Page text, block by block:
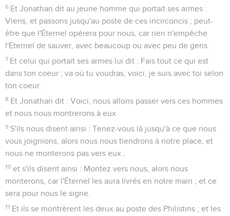
6 Et Jonathan dit au jeune homme qui portait ses armes :
Viens, et passons jusqu'au poste de ces incirconcis ; peut-
être que l'Éternel opérera pour nous, car rien n'empêche
l'Éternel de sauver, avec beaucoup ou avec peu de gens.
7 Et celui qui portait ses armes lui dit : Fais tout ce qui est
dans ton coeur ; va où tu voudras, voici, je suis avec toi selon
ton coeur.
8 Et Jonathan dit : Voici, nous allons passer vers ces hommes
et nous nous montrerons à eux.
9 S'ils nous disent ainsi : Tenez-vous là jusqu'à ce que nous
vous joignions, alors nous nous tiendrons à notre place, et
nous ne monterons pas vers eux ;
10 et s'ils disent ainsi : Montez vers nous, alors nous
monterons, car l'Éternel les aura livrés en notre main ; et ce
sera pour nous le signe.
11 Et ils se montrèrent les deux au poste des Philistins ; et les